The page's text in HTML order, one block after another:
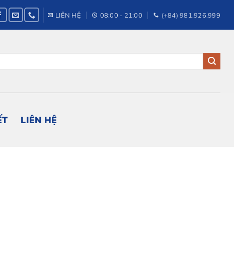
LIÊN HỆ 08:00 - 21:00 (+84) 981.926.999
LIÊN HỆ